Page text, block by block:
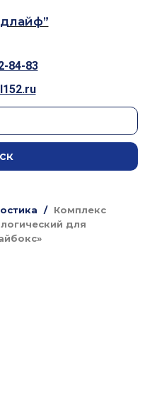
84-83
Комплекс
для